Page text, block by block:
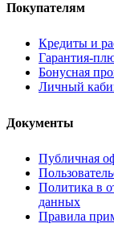
Покупателям
Кредиты и
Гарантия-
Бонусная
Личный
Документы
Публичная
Политика в
данных
Правила